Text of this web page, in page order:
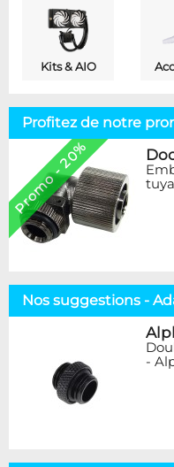
Kits & AIO
Profitez de notre
Promo - 20%
Nos suggestions -
-